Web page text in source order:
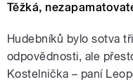
Těžká,
Hudebníků bylo sotva
odpovědnosti, ale
Kostelnička – paní